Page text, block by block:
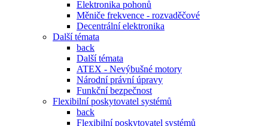
Elektronika pohonů
Měniče frekvence - rozvaděčové
Decentrální elektronika
Další témata
back
Další témata
ATEX - Nevýbušné motory
Národní právní úpravy
Funkční bezpečnost
Flexibilní poskytovatel systémů
back
Flexibilní poskytovatel systémů